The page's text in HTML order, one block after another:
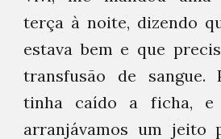
terça à noite, dizendo
estava bem e que
transfusão de sangue.
tinha caído a ficha, e
arranjávamos um jeito